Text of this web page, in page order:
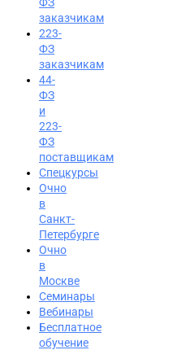
Вход на портал
8 (812) 602-72-29
заказчикам
223-
ФЗ
заказчикам
44-
ФЗ
и
223-
ФЗ
поставщикам
Спецкурсы
Очно
в
Санкт-
Петербурге
Очно
в
Москве
Семинары
Вебинары
Бесплатное
обучение